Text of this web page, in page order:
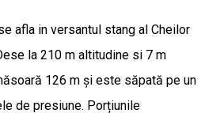
afla in versantul stang al Cheilor
la 210 m altitudine si 7 m
126 m și este săpată pe un
de presiune. Porțiunile